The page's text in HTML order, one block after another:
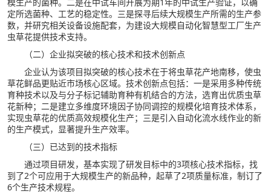
模生产的菌种。二是在中试车间开展为期1年的中试生产验证，以确
定所选菌种、工艺的稳定性。三是探寻后续大规模生产所需的生产参
数，并研究相关设备设施配套，为建设大规模自动化智慧型工厂生产
虫草花提供技术支持。
（二）企业拟突破的核心技术和技术创新点
企业认为该项目拟突破的核心技术在于将虫草花产地南移，使虫
草花鲜品更贴近市场核心区域。技术创新点包括：一是采用多种传统
育种技术以及与分子标记辅助育种有机结合的方法，选育出优质虫草
花新种；二是建立多维度环境因子协同调控的规模化培育技术体系，
实现虫草花的优质高效规模化生产；三是引入自动化流水线作业的新
的生产模式，显著提升生产效率。
（三）已达到的技术指标
通过项目研发，基本实现了研发目标中的3项核心技术指标，找
到了2个可应用于大规模生产的新品种，起草了2项质量标准，制订了
6个生产技术规程。